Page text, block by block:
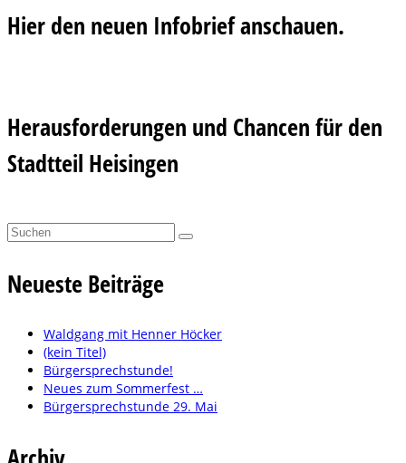
Hier den neuen Infobrief anschauen.
Herausforderungen und Chancen für den
Stadtteil Heisingen
Suchen
Neueste Beiträge
Waldgang mit Henner Höcker
(kein Titel)
Bürgersprechstunde!
Neues zum Sommerfest …
Bürgersprechstunde 29. Mai